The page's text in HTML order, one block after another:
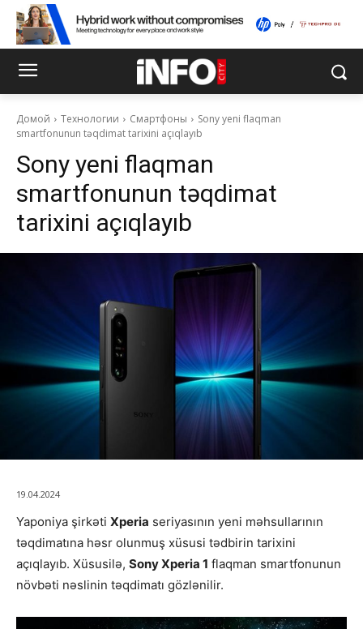
Домой Технологии Смартфоны
Sony yeni flaqman
smartfonunun təqdimat tarixini açıqlayıb
Sony yeni flaqman
smartfonunun təqdimat
tarixini açıqlayıb
19.04.2024
Yaponiya şirkəti Xperia seriyasının yeni məhsullarının
təqdimatına həsr olunmuş xüsusi tədbirin tarixini
açıqlayıb. Xüsusilə, Sony Xperia 1 flaqman smartfonunun
növbəti nəslinin təqdimatı gözlənilir.